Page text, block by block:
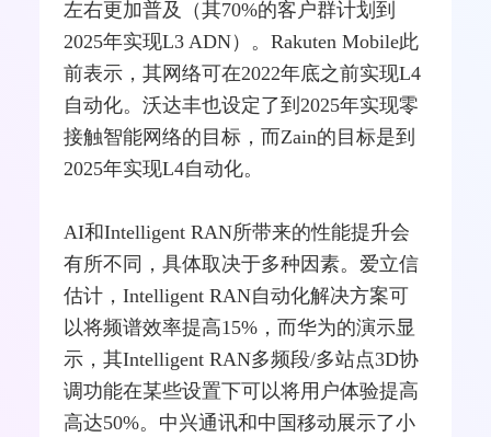
左右更加普及（其70%的客户群计划到
2025年实现L3 ADN）。Rakuten Mobile此
前表示，其网络可在2022年底之前实现L4
自动化。沃达丰也设定了到2025年实现零
接触智能网络的目标，而Zain的目标是到
2025年实现L4自动化。
AI和Intelligent RAN所带来的性能提升会
有所不同，具体取决于多种因素。爱立信
估计，Intelligent RAN自动化解决方案可
以将频谱效率提高15%，而华为的演示显
示，其Intelligent RAN多频段/多站点3D协
调功能在某些设置下可以将用户体验提高
高达50%。 中兴通讯和中国移动展示了小